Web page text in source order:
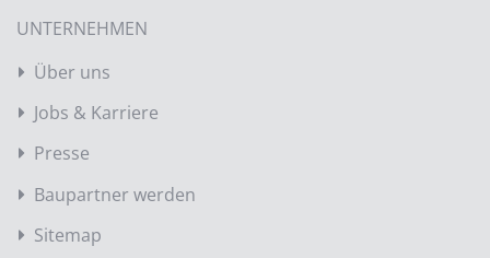
UNTERNEHMEN
Über uns
Jobs & Karriere
Presse
Baupartner werden
Sitemap